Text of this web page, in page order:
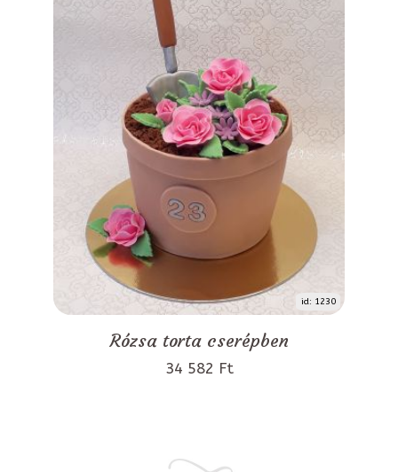
id: 1230
Rózsa torta cserépben
34 582 Ft